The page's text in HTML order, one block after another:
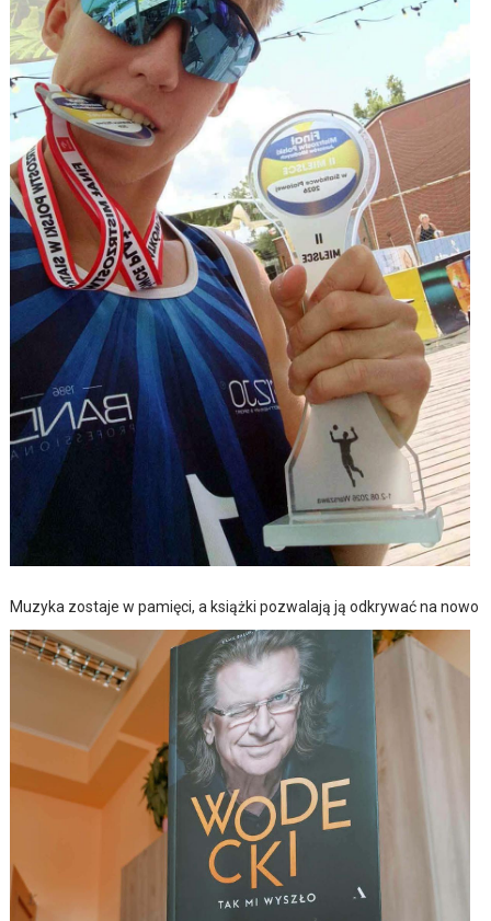
Muzyka zostaje w pamięci, a książki pozwalają ją odkrywać na nowo